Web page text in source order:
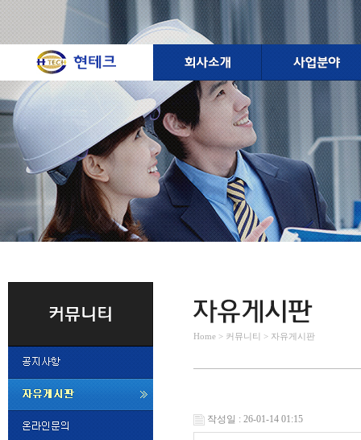
Home > 커뮤니티 > 자유게시판
프
진
작성일 : 26-01-14 01:15